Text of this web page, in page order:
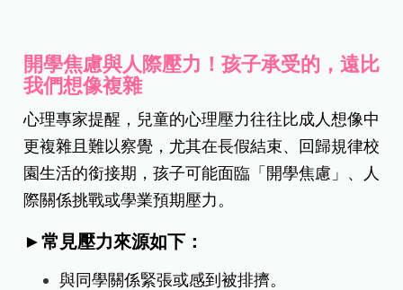
開學焦慮與人際壓力！孩子承受的，遠比
我們想像複雜
心理專家提醒，兒童的心理壓力往往比成人想像中
更複雜且難以察覺，尤其在長假結束、回歸規律校
園生活的銜接期，孩子可能面臨「開學焦慮」、人
際關係挑戰或學業預期壓力。
►常見壓力來源如下：
與同學關係緊張或感到被排擠。